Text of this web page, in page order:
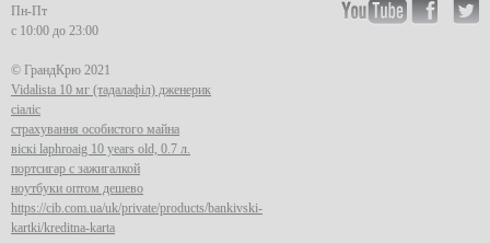
Пн-Пт
с 10:00 до 23:00
© ГрандКрю 2021
Vidalista 10 мг (тадалафіл) дженерик
сіаліс
страхування особистого майна
віскі laphroaig 10 years old, 0.7 л.
портсигар с зажигалкой
ноутбуки оптом дешево
https://cib.com.ua/uk/private/products/bankivski-
kartki/kreditna-karta